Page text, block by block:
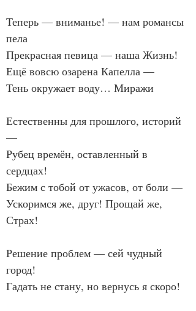
Теперь — вниманье! — нам романсы
пела
Прекрасная певица — наша Жизнь!
Ещё вовсю озарена Капелла —
Тень окружает воду… Миражи
Естественны для прошлого, историй
—
Рубец времён, оставленный в
сердцах!
Бежим с тобой от ужасов, от боли —
Ускоримся же, друг! Прощай же,
Страх!
Решение проблем — сей чудный
город!
Гадать не стану, но вернусь я скоро!